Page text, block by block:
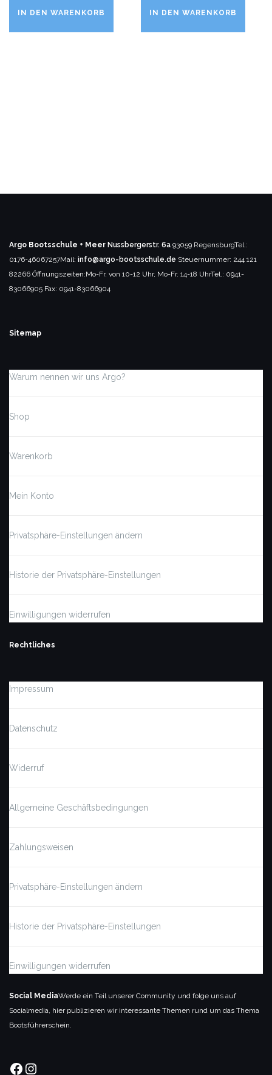
IN DEN WARENKORB IN DEN WARENKORB
Argo Bootsschule + Meer Nussbergerstr. 6a 93059 RegensburgTel.:
0176-46067257Mail: info@argo-bootsschule.de Steuernummer: 244 121
82266 Öffnungszeiten:Mo-Fr. von 10-12 Uhr, Mo-Fr. 14-18 UhrTel.: 0941-
83066905 Fax: 0941-83066904
Sitemap
Warum nennen wir uns Argo?
Shop
Warenkorb
Mein Konto
Privatsphäre-Einstellungen ändern
Historie der Privatsphäre-Einstellungen
Einwilligungen widerrufen
Rechtliches
Impressum
Datenschutz
Widerruf
Allgemeine Geschäftsbedingungen
Zahlungsweisen
Privatsphäre-Einstellungen ändern
Historie der Privatsphäre-Einstellungen
Einwilligungen widerrufen
Social MediaWerde ein Teil unserer Community und folge uns auf
Socialmedia, hier publizieren wir interessante Themen rund um das Thema
Bootsführerschein.
Facebook
Instagram